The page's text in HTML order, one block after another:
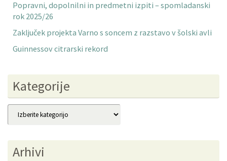
Popravni, dopolnilni in predmetni izpiti – spomladanski
rok 2025/26
Zaključek projekta Varno s soncem z razstavo v šolski avli
Guinnessov citrarski rekord
Kategorije
Kategorije
Arhivi